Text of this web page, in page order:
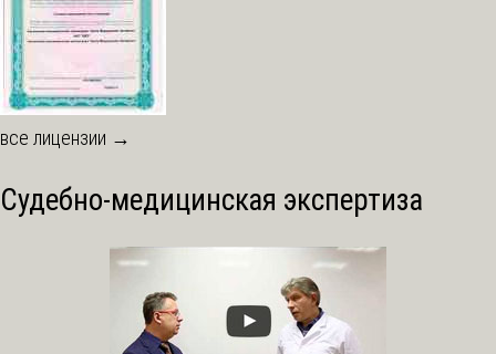
все лицензии →
Судебно-медицинская экспертиза